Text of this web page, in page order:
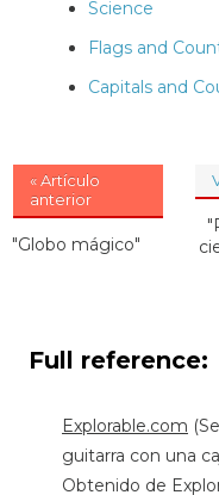
Science
Flags and
Capitals and
« Artículo
anterior
"Globo mágico"
Full reference:
Explorable.com
guitarra con una
Obtenido de